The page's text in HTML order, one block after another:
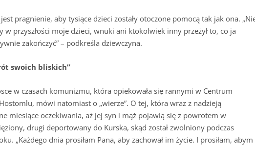
pragnienie, aby tysiące dzieci zostały otoczone pomocą tak jak ona.
w przyszłości moje dzieci, wnuki ani ktokolwiek inny przeżył to, co ja
zakończyć” – podkreśla dziewczyna.
swoich bliskich”
w czasach komunizmu, która opiekowała się rannymi w Centrum
mówi natomiast o „wierze”. O tej, która wraz z nadzieją
miesiące oczekiwania, aż jej syn i mąż pojawią się z powrotem w
drugi deportowany do Kurska, skąd został zwolniony podczas
„Każdego dnia prosiłam Pana, aby zachował im życie. I prosiłam, abym